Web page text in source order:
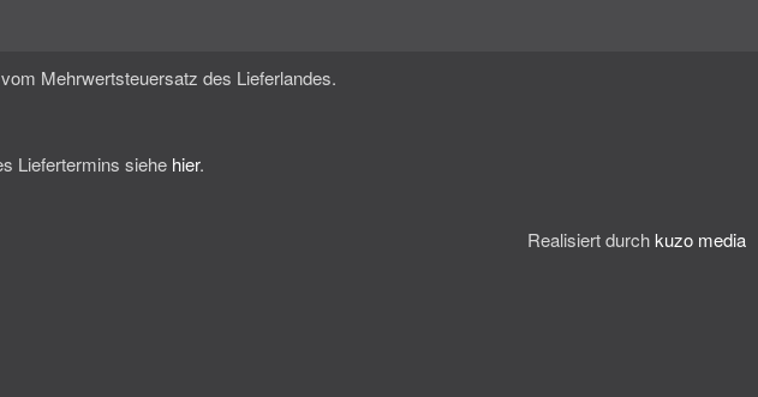
Mehrwertsteuersatz des Lieferlandes.
Liefertermins siehe hier.
Realisiert durchkuzo media